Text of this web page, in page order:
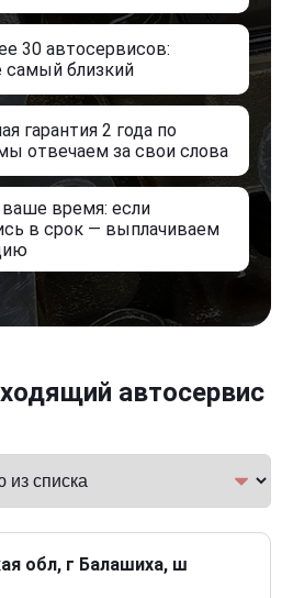
30 автосервисов:
самый близкий
гарантия 2 года по
отвечаем за свои слова
время: если
в срок — выплачиваем
автосервис
обл, г Балашиха, ш